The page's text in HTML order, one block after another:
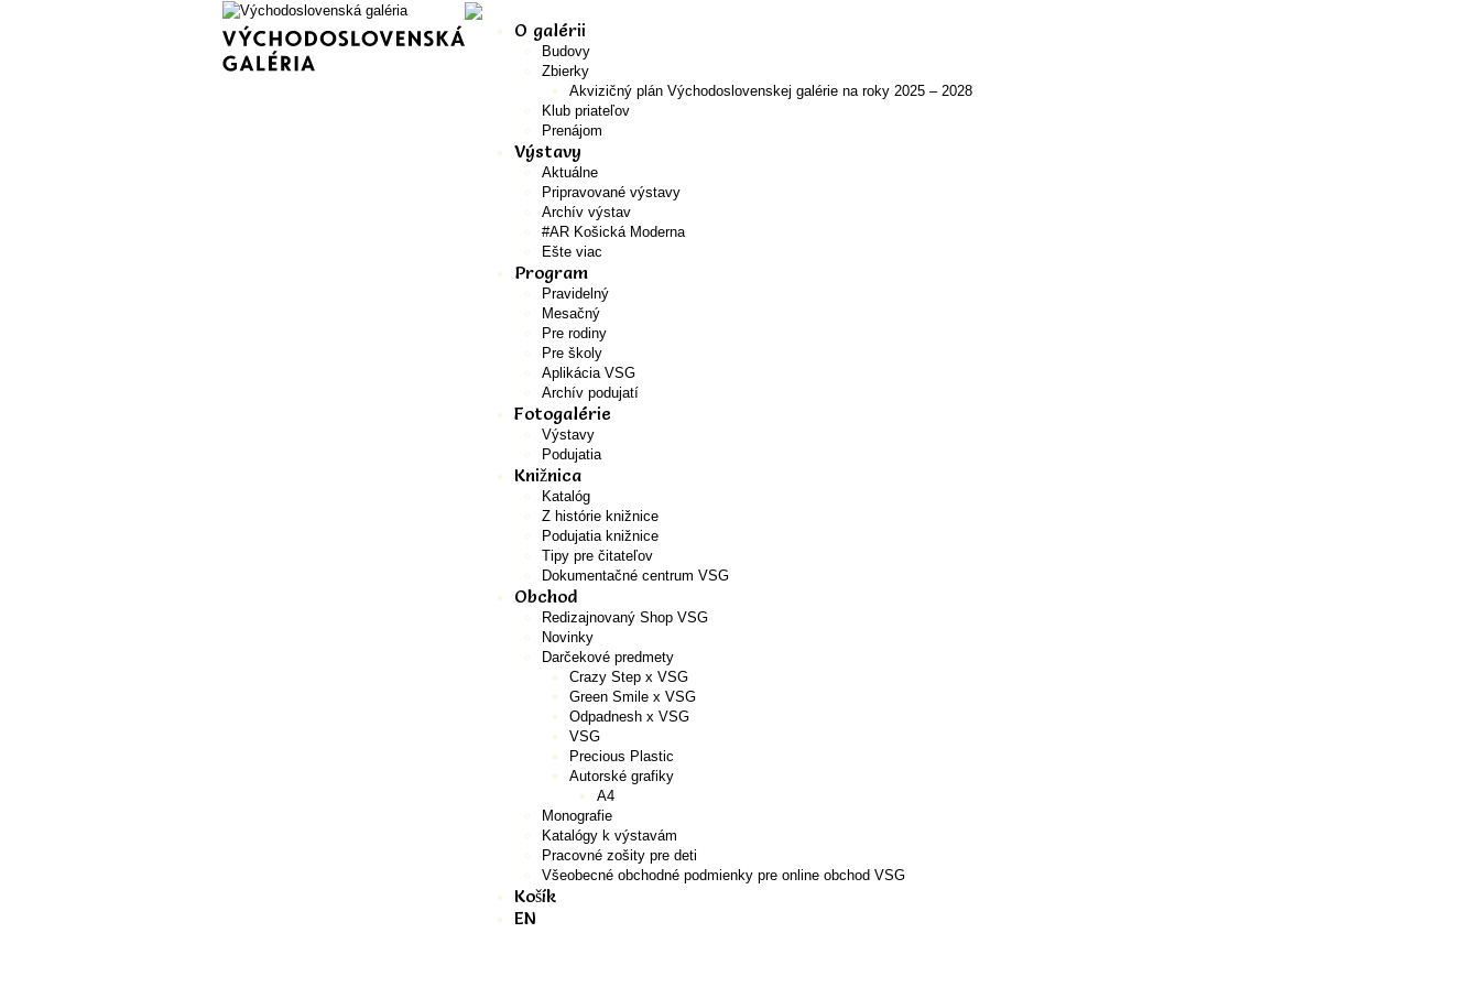
O galérii
Budovy
Zbierky
Akvizičný plán Východoslovenskej galérie na roky 2025 – 2028
Klub priateľov
Prenájom
Výstavy
Aktuálne
Pripravované výstavy
Archív výstav
#AR Košická Moderna
Ešte viac
Program
Pravidelný
Mesačný
Pre rodiny
Pre školy
Aplikácia VSG
Archív podujatí
Fotogalérie
Výstavy
Podujatia
Knižnica
Katalóg
Z histórie knižnice
Podujatia knižnice
Tipy pre čitateľov
Dokumentačné centrum VSG
Obchod
Redizajnovaný Shop VSG
Novinky
Darčekové predmety
Crazy Step x VSG
Green Smile x VSG
Odpadnesh x VSG
VSG
Precious Plastic
Autorské grafiky
A4
Monografie
Katalógy k výstavám
Pracovné zošity pre deti
Všeobecné obchodné podmienky pre online obchod VSG
Košík
EN